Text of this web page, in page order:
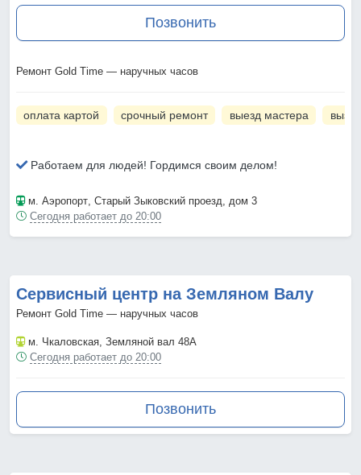
Позвонить
Ремонт Gold Time — наручных часов
оплата картой срочный ремонт выезд мастера
Работаем для людей! Гордимся своим делом!
м. Аэропорт, Старый Зыковский проезд, дом 3
Сегодня работает до 20:00
Сервисный центр на Земляном Валу
Ремонт Gold Time — наручных часов
м. Чкаловская, Земляной вал 48А
Сегодня работает до 20:00
Позвонить